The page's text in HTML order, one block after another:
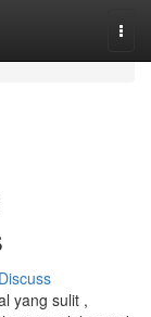
Discuss
yang sulit ,